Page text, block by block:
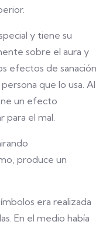
y tiene su
sobre el aura y
efectos de sanación
que lo usa. Al
un efecto
para el mal.
produce un
era realizada
En el medio había